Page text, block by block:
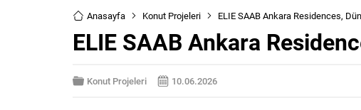
Anasayfa Konut Projeleri ELIE SAAB Ankara Residences,
ELIE SAAB Ankara
Konut Projeleri 10.06.2026